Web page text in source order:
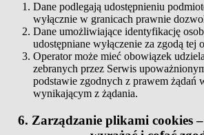
Dane podlegają udostępnieniu
wyłącznie w granicach prawnie
Dane umożliwiające identyfikację
udostępniane wyłączenie za zgodą tej
Operator może mieć obowiązek
zebranych przez Serwis
podstawie zgodnych z prawem żądań
wynikającym z żądania.
6. Zarządzanie plikami cookies